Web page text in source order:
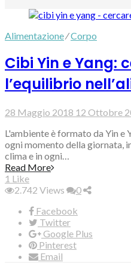
Alimentazione⁄Corpo
Cibi Yin e Yang:
l’equilibrio
28 Maggio 2018 12 Ottobre
L'ambiente è formato da Yin e
ogni momento della giornata,
clima e in ogni…
Read More
1 Like
2.742 Views
0
Facebook
Twitter
Google Plus
Pinterest
Email